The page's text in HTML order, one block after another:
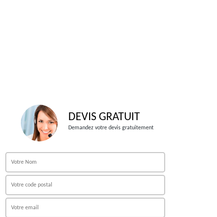
DEVIS GRATUIT
Demandez votre devis gratuitement